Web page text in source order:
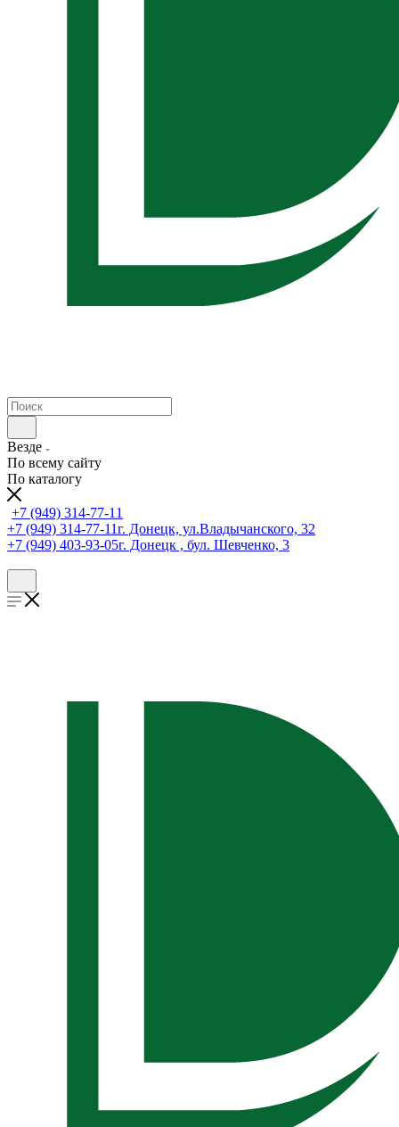
Везде
По всему сайту
По каталогу
+7 (949) 314-77-11
+7 (949) 314-77-11г. Донецк, ул.Владычанского, 32
+7 (949) 403-93-05г. Донецк , бул. Шевченко, 3